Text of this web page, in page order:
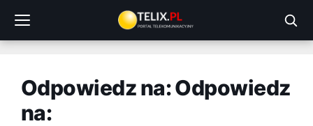
treści
Odpowiedz na: Odpowiedz
na: